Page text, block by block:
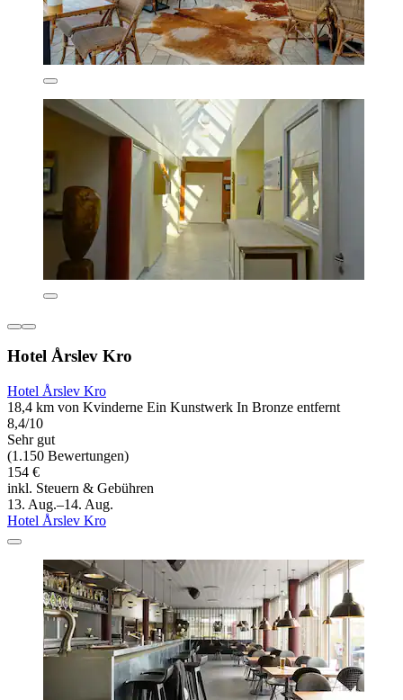
Hotel Årslev Kro
Hotel Årslev Kro
18,4 km von Kvinderne Ein Kunstwerk In Bronze entfernt
8,4/10
Sehr gut
(1.150 Bewertungen)
154 €
inkl. Steuern & Gebühren
13. Aug.–14. Aug.
Hotel Årslev Kro